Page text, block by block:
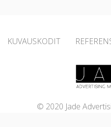
KUVAUSKODIT
© 2020 Jade